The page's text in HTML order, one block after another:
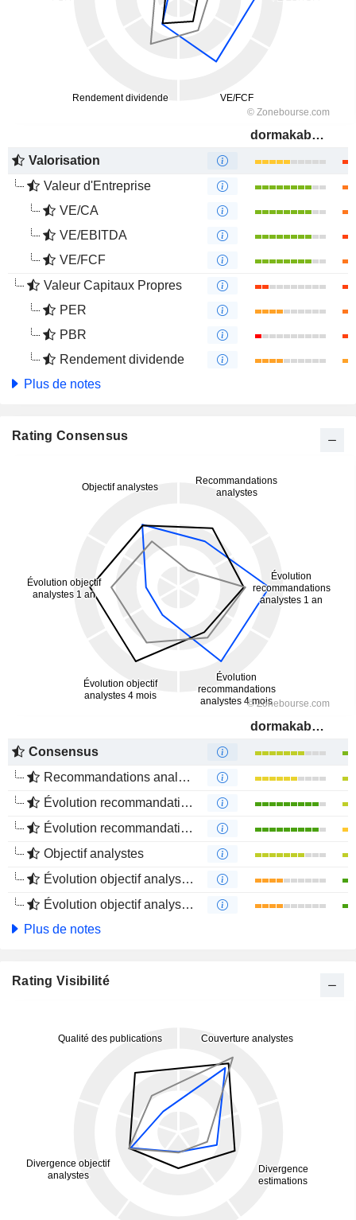
dormakaba Holding AG
Valorisation
Valeur d'Entreprise
VE/CA
VE/EBITDA
VE/FCF
Valeur Capitaux Propres
PER
PBR
Rendement dividende
Plus de notes
Rating Consensus
dormakaba Holding AG
Consensus
Recommandations analystes
Évolution recommandations analystes 1 an
Évolution recommandations analystes 4 mois
Objectif analystes
Évolution objectif analystes 1 an
Évolution objectif analystes 4 mois
Plus de notes
Rating Visibilité